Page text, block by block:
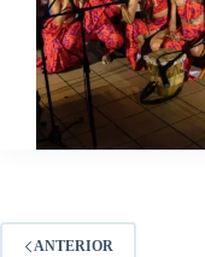
ANTERIOR